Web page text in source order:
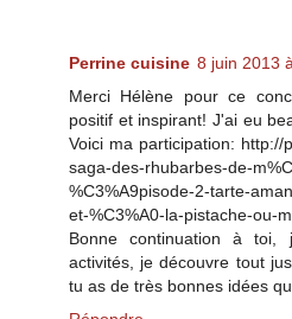
Perrine cuisine 8 juin 2013
Merci Hélène pour ce
positif et inspirant! J'ai eu
Voici ma participation: http://
saga-des-rhubarbes-de-
%C3%A9pisode-2-tarte-
et-%C3%A0-la-pistache-ou-
Bonne continuation à toi,
activités, je découvre tout
tu as de très bonnes idées